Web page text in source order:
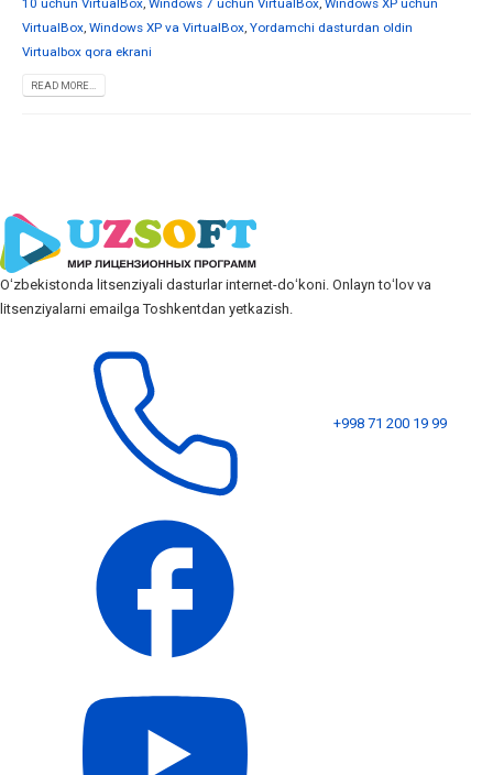
10 uchun VirtualBox, Windows 7 uchun VirtualBox, Windows XP uchun
VirtualBox, Windows XP va VirtualBox, Yordamchi dasturdan oldin
Virtualbox qora ekrani
READ MORE...
Oʻzbekistonda litsenziyali dasturlar internet-doʻkoni. Onlayn toʻlov va
litsenziyalarni emailga Toshkentdan yetkazish.
+998 71 200 19 99